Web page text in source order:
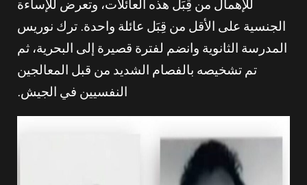
للإهمال من قِبَل هذه العائلات، وتعرض للإساءة
الجنسية على الأقل من قِبَل عائلة واحدة. ترك نوريس
المدرسة الثانوية وانضم لفترة قصيرة إلى البحرية، ثم
تم تشخيصه بالفصام الشديد من قبل المعالجين
النفسيين في الجيش.